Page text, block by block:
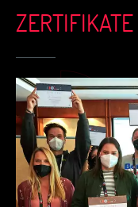
ZERTIFIKATE